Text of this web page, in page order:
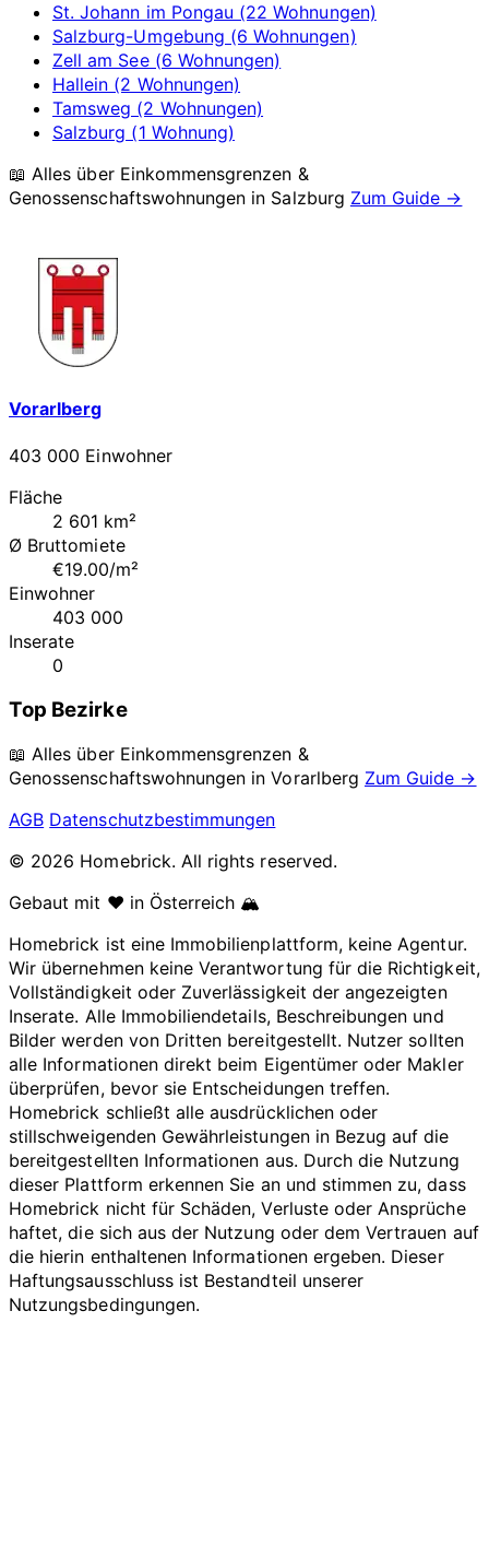
St. Johann im Pongau (22 Wohnungen)
Salzburg-Umgebung (6 Wohnungen)
Zell am See (6 Wohnungen)
Hallein (2 Wohnungen)
Tamsweg (2 Wohnungen)
Salzburg (1 Wohnung)
📖 Alles über Einkommensgrenzen &
Genossenschaftswohnungen in Salzburg Zum Guide →
Vorarlberg
403 000 Einwohner
Fläche
2 601 km²
Ø Bruttomiete
€19.00/m²
Einwohner
403 000
Inserate
0
Top Bezirke
📖 Alles über Einkommensgrenzen &
Genossenschaftswohnungen inVorarlberg Zum Guide →
AGB Datenschutzbestimmungen
© 2026 Homebrick. All rights reserved.
Gebaut mit ❤️ in Österreich 🏔️
Homebrick ist eine Immobilienplattform, keine Agentur.
Wir übernehmen keine Verantwortung für die Richtigkeit,
Vollständigkeit oder Zuverlässigkeit der angezeigten
Inserate. Alle Immobiliendetails, Beschreibungen und
Bilder werden von Dritten bereitgestellt. Nutzer sollten
alle Informationen direkt beim Eigentümer oder Makler
überprüfen, bevor sie Entscheidungen treffen.
Homebrick schließt alle ausdrücklichen oder
stillschweigenden Gewährleistungen in Bezug auf die
bereitgestellten Informationen aus. Durch die Nutzung
dieser Plattform erkennen Sie an und stimmen zu, dass
Homebrick nicht für Schäden, Verluste oder Ansprüche
haftet, die sich aus der Nutzung oder dem Vertrauen auf
die hierin enthaltenen Informationen ergeben. Dieser
Haftungsausschluss ist Bestandteil unserer
Nutzungsbedingungen.